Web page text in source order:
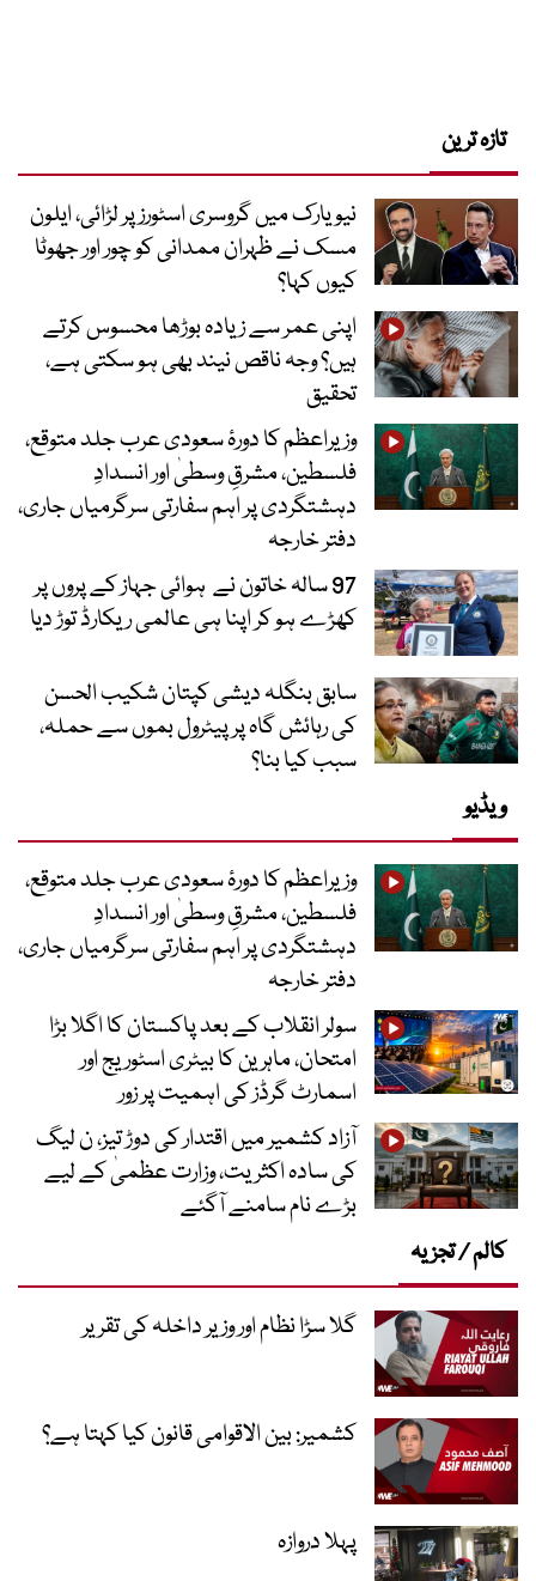
تازہ ترین
نیویارک میں گروسری اسٹورز پر لڑائی، ایلون
مسک نے ظہران ممدانی کو چور اور جھوٹا
کیوں کہا؟
اپنی عمر سے زیادہ بوڑھا محسوس کرتے
ہیں؟ وجہ ناقص نیند بھی ہو سکتی ہے،
تحقیق
وزیراعظم کا دورۂ سعودی عرب جلد متوقع،
فلسطین، مشرقِ وسطیٰ اور انسدادِ
دہشتگردی پر اہم سفارتی سرگرمیاں جاری،
دفتر خارجہ
97 سالہ خاتون نے ہوائی جہاز کے پروں پر
کھڑے ہو کر اپنا ہی عالمی ریکارڈ توڑ دیا
سابق بنگلہ دیشی کپتان شکیب الحسن
کی رہائش گاہ پر پیٹرول بموں سے حملہ،
سبب کیا بنا؟
ویڈیو
وزیراعظم کا دورۂ سعودی عرب جلد متوقع،
فلسطین، مشرقِ وسطیٰ اور انسدادِ
دہشتگردی پر اہم سفارتی سرگرمیاں جاری،
دفتر خارجہ
سولر انقلاب کے بعد پاکستان کا اگلا بڑا
امتحان، ماہرین کا بیٹری اسٹوریج اور
اسمارٹ گرڈز کی اہمیت پر زور
آزاد کشمیر میں اقتدار کی دوڑ تیز، ن لیگ
کی سادہ اکثریت، وزارت عظمیٰ کے لیے
بڑے نام سامنے آگئے
کالم / تجزیہ
گلا سڑا نظام اور وزیر داخلہ کی تقریر
کشمیر: بین الاقوامی قانون کیا کہتا ہے؟
پہلا دروازہ